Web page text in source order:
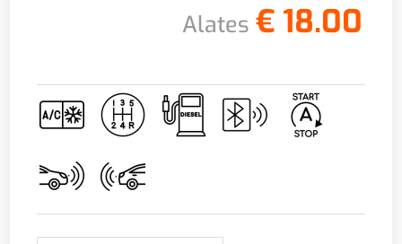
Alates € 18.00